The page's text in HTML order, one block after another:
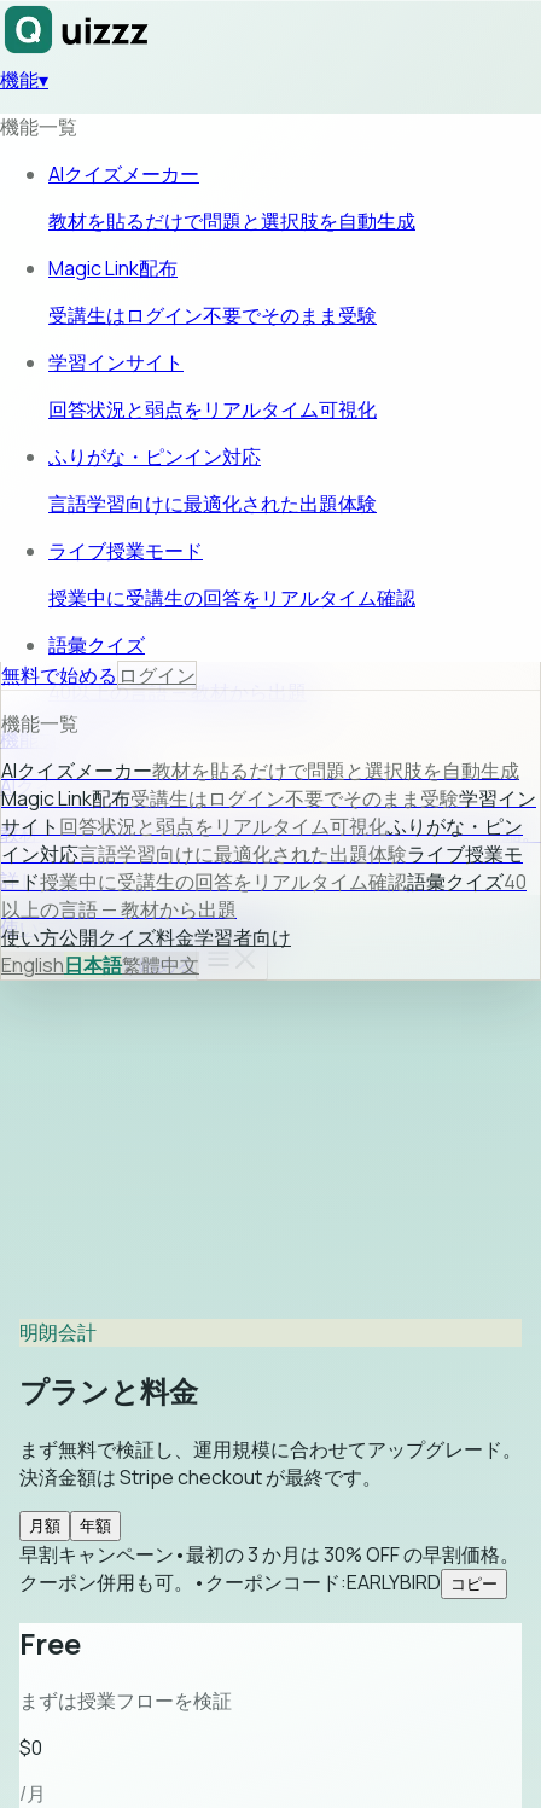
機能▾
機能一覧
AIクイズメーカー
教材を貼るだけで問題と選択肢を自動生成
Magic Link配布
受講生はログイン不要でそのまま受験
学習インサイト
回答状況と弱点をリアルタイム可視化
ふりがな・ピンイン対応
言語学習向けに最適化された出題体験
ライブ授業モード
授業中に受講生の回答をリアルタイム確認
語彙クイズ
40以上の言語 — 教材から出題
機能プレビュー
AIクイズメーカー
教材入力から問題生成まで自動化し、作成時間を大幅に短縮。
詳しく見る →
使い方公開クイズ料金学習者向け
ログイン無料で始める
無料で始める ログイン
機能一覧
AIクイズメーカー教材を貼るだけで問題と選択肢を自動生成
Magic Link配布受講生はログイン不要でそのまま受験学習イン
サイト 回答状況と弱点をリアルタイム可視化ふりがな・ピン
イン対応言語学習向けに最適化された出題体験ライブ授業モ
ード授業中に受講生の回答をリアルタイム確認語彙クイズ40
以上の言語 — 教材から出題
使い方公開クイズ料金学習者向け
English日本語繁體中文
明朗会計
プランと料金
まず無料で検証し、運用規模に合わせてアップグレード。
決済金額は Stripe checkout が最終です。
月額 年額
早割キャンペーン•最初の 3 か月は 30% OFF の早割価格。
クーポン併用も可。
• クーポンコード:EARLYBIRD コピー
Free
まずは授業フローを検証
$0
/月